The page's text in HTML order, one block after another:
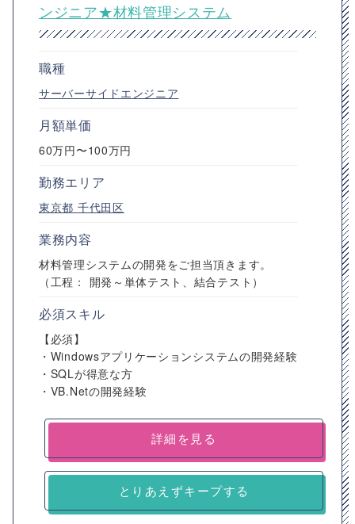
ンジニア★材料管理システム
職種
サーバーサイドエンジニア
月額単価
60万円〜100万円
勤務エリア
東京都 千代田区
業務内容
材料管理システムの開発をご担当頂きます。
（工程： 開発～単体テスト、結合テスト）
必須スキル
【必須】
・Windowsアプリケーションシステムの開発経験
・SQLが得意な方
・VB.Netの開発経験
詳細を見る
とりあえずキープする